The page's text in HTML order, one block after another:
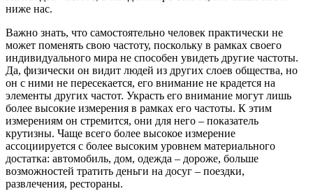
ниже нас.
Важно знать, что самостоятельно человек практически не
может поменять свою частоту, поскольку в рамках своего
индивидуального мира не способен увидеть другие частоты.
Да, физически он видит людей из других слоев общества, но
он с ними не пересекается, его внимание не крадется на
элементы других частот. Украсть его внимание могут лишь
более высокие измерения в рамках его частоты. К этим
измерениям он стремится, они для него – показатель
крутизны. Чаще всего более высокое измерение
ассоциируется с более высоким уровнем материального
достатка: автомобиль, дом, одежда – дороже, больше
возможностей тратить деньги на досуг – поездки,
развлечения, рестораны.